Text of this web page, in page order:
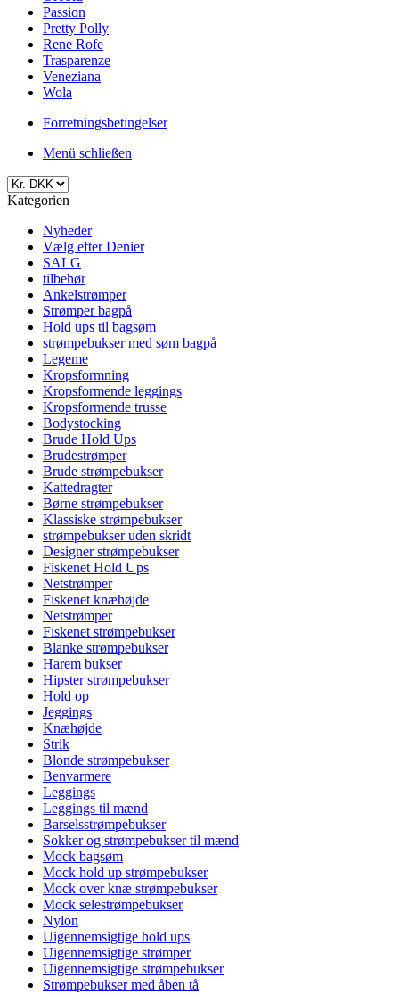
Passion
Pretty Polly
Rene Rofe
Trasparenze
Veneziana
Wola
Forretningsbetingelser
Menü schließen
Kategorien
Nyheder
Vælg efter Denier
SALG
tilbehør
Ankelstrømper
Strømper bagpå
Hold ups til bagsøm
strømpebukser med søm bagpå
Legeme
Kropsformning
Kropsformende leggings
Kropsformende trusse
Bodystocking
Brude Hold Ups
Brudestrømper
Brude strømpebukser
Kattedragter
Børne strømpebukser
Klassiske strømpebukser
strømpebukser uden skridt
Designer strømpebukser
Fiskenet Hold Ups
Netstrømper
Fiskenet knæhøjde
Netstrømper
Fiskenet strømpebukser
Blanke strømpebukser
Harem bukser
Hipster strømpebukser
Hold op
Jeggings
Knæhøjde
Strik
Blonde strømpebukser
Benvarmere
Leggings
Leggings til mænd
Barselsstrømpebukser
Sokker og strømpebukser til mænd
Mock bagsøm
Mock hold up strømpebukser
Mock over knæ strømpebukser
Mock selestrømpebukser
Nylon
Uigennemsigtige hold ups
Uigennemsigtige strømper
Uigennemsigtige strømpebukser
Strømpebukser med åben tå